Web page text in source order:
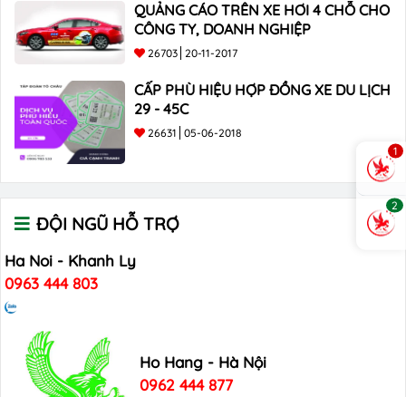
QUẢNG CÁO TRÊN XE HƠI 4 CHỖ CHO
CÔNG TY, DOANH NGHIỆP
26703 20-11-2017
CẤP PHÙ HIỆU HỢP ĐỒNG XE DU LỊCH
29 - 45C
26631 05-06-2018
ĐỘI NGŨ HỖ TRỢ
Ha Noi - Khanh Ly
0963 444 803
Ho Hang - Hà Nội
0962 444 877
1
2